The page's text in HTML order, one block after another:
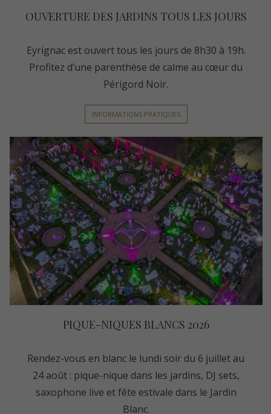
OUVERTURE DES JARDINS TOUS LES JOURS
Eyrignac est ouvert tous les jours de 8h30 à 19h.
Profitez d’une parenthèse de calme au cœur du
Périgord Noir.
INFORMATIONS PRATIQUES
PIQUE-NIQUES BLANCS 2026
Rendez-vous en blanc le lundi soir du 6 juillet au
24 août : pique-nique dans les jardins, DJ sets,
saxophone live et fête estivale dans le Jardin
Blanc.